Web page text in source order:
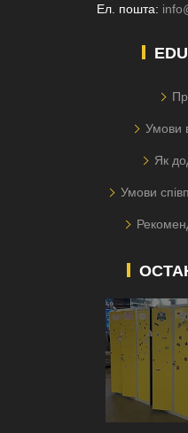
Ел. пошта:
Умови
Як
Умови